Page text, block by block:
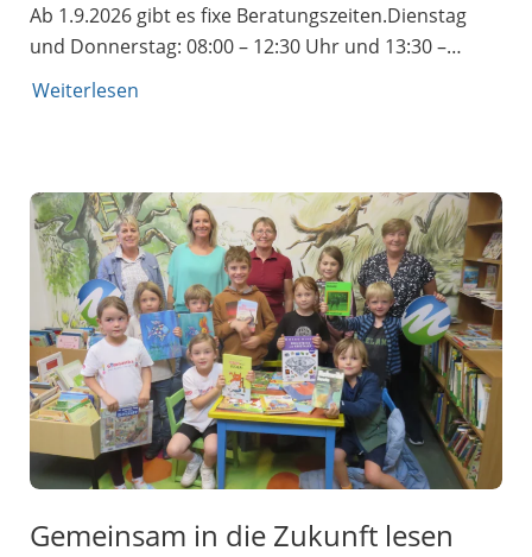
Ab 1.9.2026 gibt es fixe Beratungszeiten.Dienstag
und Donnerstag: 08:00 – 12:30 Uhr und 13:30 –…
Weiterlesen
Gemeinsam in die Zukunft lesen